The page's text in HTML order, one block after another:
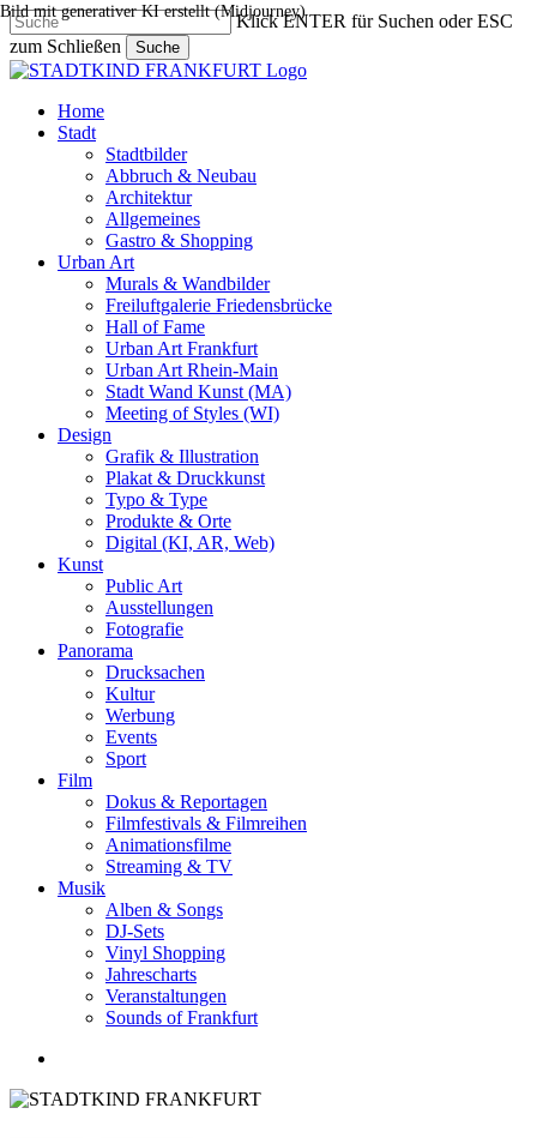
Skip
to
main
content
Klick ENTER für Suchen oder ESC
zum Schließen
Suche
Close
search
Menu
Home
Stadt
Stadtbilder
Abbruch & Neubau
Architektur
Allgemeines
Gastro & Shopping
Urban Art
Murals & Wandbilder
Freiluftgalerie Friedensbrücke
Hall of Fame
Urban Art Frankfurt
Urban Art Rhein-Main
Stadt Wand Kunst (MA)
Meeting of Styles (WI)
Design
Grafik & Illustration
Plakat & Druckkunst
Typo & Type
Produkte & Orte
Digital (KI, AR, Web)
Kunst
Public Art
Ausstellungen
Fotografie
Panorama
Drucksachen
Kultur
Werbung
Events
Sport
Film
Dokus & Reportagen
Filmfestivals & Filmreihen
Animationsfilme
Streaming & TV
Musik
Alben & Songs
DJ-Sets
Vinyl Shopping
Jahrescharts
Veranstaltungen
Sounds of Frankfurt
Bild mit generativer KI erstellt (Midjourney)